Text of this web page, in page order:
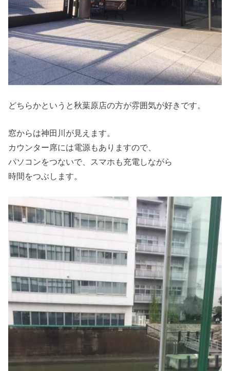
どちらかというと秋葉原店の方が雰囲気が好きです。
窓からは神田川が見えます。
カウンター席には電源もありますので、
パソコンをつないで、スマホも充電しながら
時間をつぶします。